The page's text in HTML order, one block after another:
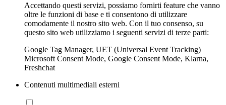
Accettando questi servizi, possiamo fornirti feature che vanno
oltre le funzioni di base e ti consentono di utilizzare
comodamente il nostro sito web. Con il tuo consenso, su
questo sito web utilizziamo i seguenti servizi di terze parti:
Google Tag Manager, UET (Universal Event Tracking)
Microsoft Consent Mode, Google Consent Mode, Klarna,
Freshchat
Contenuti multimediali esterni